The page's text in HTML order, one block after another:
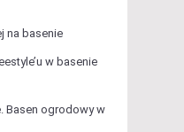
na basenie
w basenie
Basen ogrodowy w